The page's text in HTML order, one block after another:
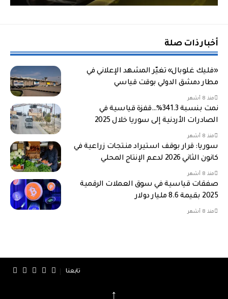
أخبار ذات صلة
«فليك غلوبال» تغيّر المشهد الإعلاني في
مطار دمشق الدولي بوقت قياسي
منذ 8 أشهر
نمت بنسبة 341.3%…قفزة قياسية في
الصادرات الأردنية إلى سوريا خلال 2025
منذ 8 أشهر
سوريا: قرار بوقف استيراد منتجات زراعية في
كانون الثاني 2026 لدعم الإنتاج المحلي
منذ 8 أشهر
صفقات قياسية في سوق العملات الرقمية
2025 بقيمة 8.6 مليار دولار
منذ 8 أشهر
تابعنا
↑